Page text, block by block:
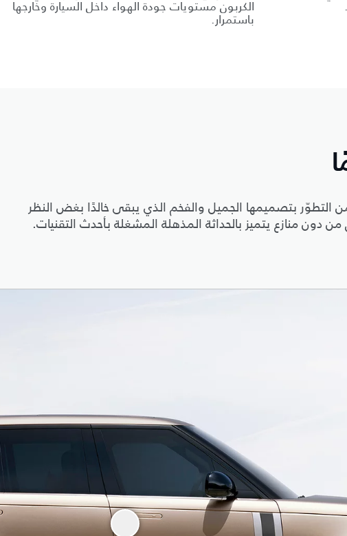
الكربون مستويات جودة الهواء داخل السيارة وخارجها
باستمرار.
رينج روڤر أكثر من 50 عامًا من التطوّر بتصميمها الجميل والفخم الذي يبقى خالدًا بغض النظر
منازع يتميز بالحداثة المذهلة المشغلة بأحدث التقنيات.